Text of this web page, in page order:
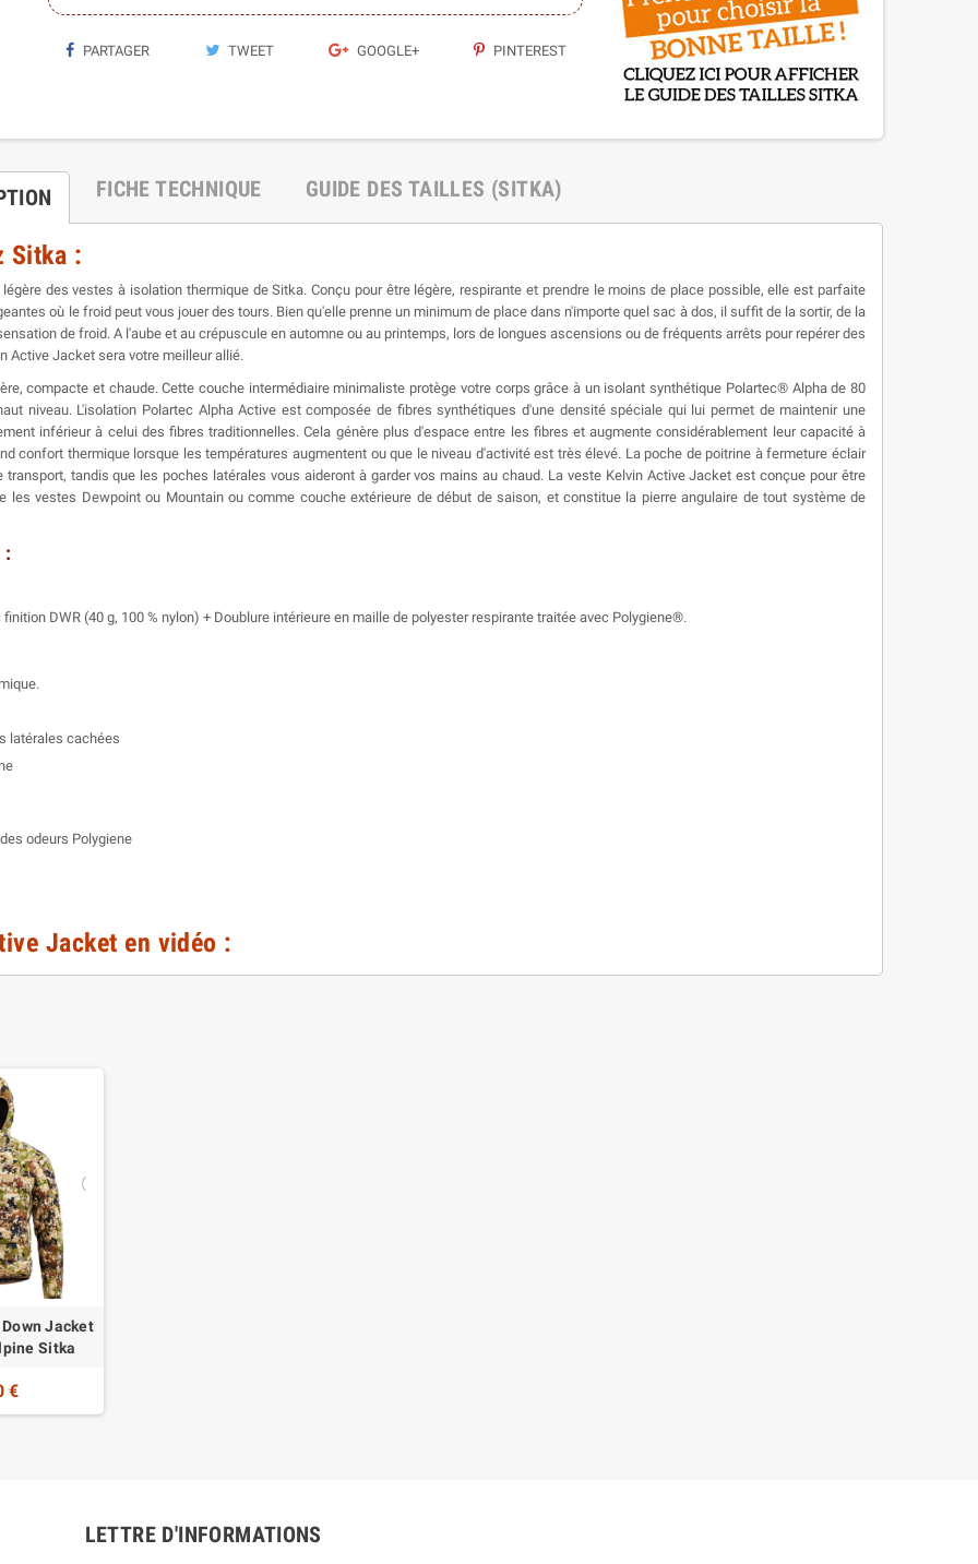
PARTAGER TWEET GOOGLE+ PINTEREST
FICHE TECHNIQUE GUIDE DES TAILLES (SITKA)
Sitka :
des vestes à isolation thermique de Sitka. Conçu pour être légère, respirante et prendre le moins de place possible, elle est parfaite
où le froid peut vous jouer des tours. Bien qu'elle prenne un minimum de place dans n'importe quel sac à dos, il suffit de la sortir, de la
de froid. A l'aube et au crépuscule en automne ou au printemps, lors de longues ascensions ou de fréquents arrêts pour repérer des
Active Jacket sera votre meilleur allié.
compacte et chaude. Cette couche intermédiaire minimaliste protège votre corps grâce à un isolant synthétique Polartec® Alpha de 80
niveau. L'isolation Polartec Alpha Active est composée de fibres synthétiques d'une densité spéciale qui lui permet de maintenir une
inférieur à celui des fibres traditionnelles. Cela génère plus d'espace entre les fibres et augmente considérablement leur capacité à
confort thermique lorsque les températures augmentent ou que le niveau d'activité est très élevé. La poche de poitrine à fermeture éclair
tandis que les poches latérales vous aideront à garder vos mains au chaud. La veste Kelvin Active Jacket est conçue pour être
les vestes Dewpoint ou Mountain ou comme couche extérieure de début de saison, et constitue la pierre angulaire de tout système de
:
DWR (40 g, 100 % nylon) + Doublure intérieure en maille de polyester respirante traitée avec Polygiene®.
latérales cachées
odeurs Polygiene
Jacket en vidéo :
Jacket
Sitka
€
LETTRE D'INFORMATIONS